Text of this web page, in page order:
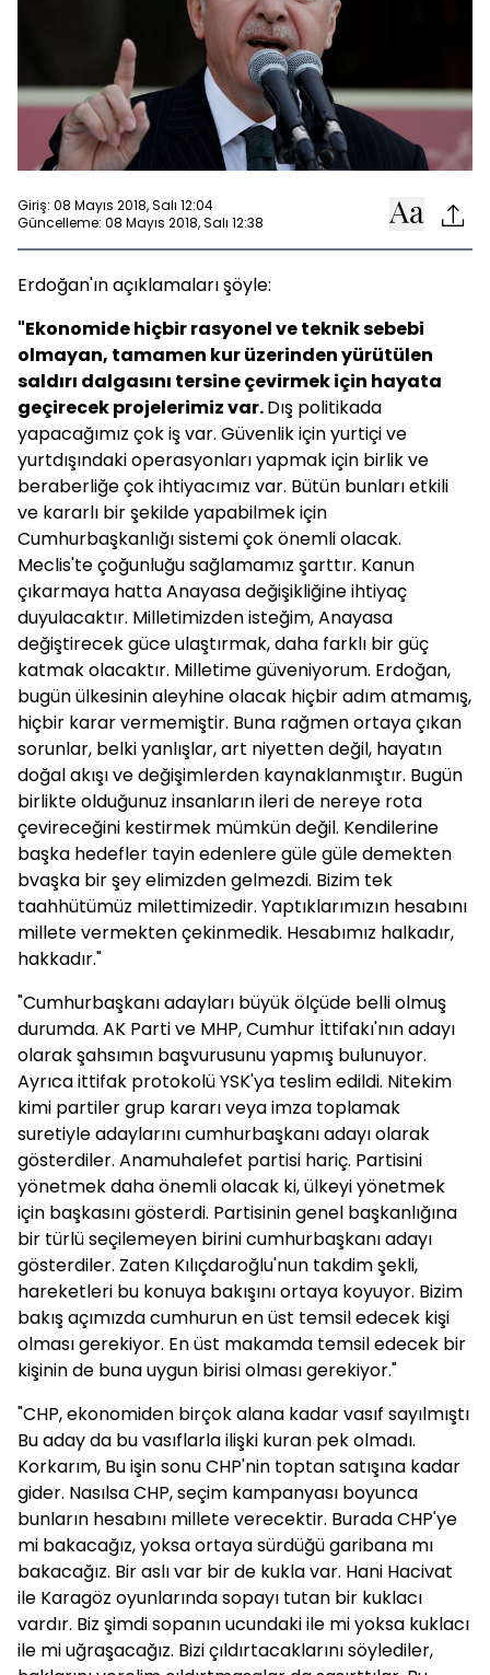
Giriş: 08 Mayıs 2018, Salı 12:04
Güncelleme: 08 Mayıs 2018, Salı 12:38
Erdoğan'ın açıklamaları şöyle:
"Ekonomide hiçbir rasyonel ve teknik sebebi
olmayan, tamamen kur üzerinden yürütülen
saldırı dalgasını tersine çevirmek için hayata
geçirecek projelerimiz var.Dış politikada
yapacağımız çok iş var. Güvenlik için yurtiçi ve
yurtdışındaki operasyonları yapmak için birlik ve
beraberliğe çok ihtiyacımız var. Bütün bunları etkili
ve kararlı bir şekilde yapabilmek için
Cumhurbaşkanlığı sistemi çok önemli olacak.
Meclis'te çoğunluğu sağlamamız şarttır. Kanun
çıkarmaya hatta Anayasa değişikliğine ihtiyaç
duyulacaktır. Milletimizden isteğim, Anayasa
değiştirecek güce ulaştırmak, daha farklı bir güç
katmak olacaktır. Milletime güveniyorum. Erdoğan,
bugün ülkesinin aleyhine olacak hiçbir adım atmamış,
hiçbir karar vermemiştir. Buna rağmen ortaya çıkan
sorunlar, belki yanlışlar, art niyetten değil, hayatın
doğal akışı ve değişimlerden kaynaklanmıştır. Bugün
birlikte olduğunuz insanların ileri de nereye rota
çevireceğini kestirmek mümkün değil. Kendilerine
başka hedefler tayin edenlere güle güle demekten
bvaşka bir şey elimizden gelmezdi. Bizim tek
taahhütümüz milettimizedir. Yaptıklarımızın hesabını
millete vermekten çekinmedik. Hesabımız halkadır,
hakkadır."
"Cumhurbaşkanı adayları büyük ölçüde belli olmuş
durumda. AK Parti ve MHP, Cumhur İttifakı'nın adayı
olarak şahsımın başvurusunu yapmış bulunuyor.
Ayrıca ittifak protokolü YSK'ya teslim edildi. Nitekim
kimi partiler grup kararı veya imza toplamak
suretiyle adaylarını cumhurbaşkanı adayı olarak
gösterdiler. Anamuhalefet partisi hariç. Partisini
yönetmek daha önemli olacak ki, ülkeyi yönetmek
için başkasını gösterdi. Partisinin genel başkanlığına
bir türlü seçilemeyen birini cumhurbaşkanı adayı
gösterdiler. Zaten Kılıçdaroğlu'nun takdim şekli,
hareketleri bu konuya bakışını ortaya koyuyor. Bizim
bakış açımızda cumhurun en üst temsil edecek kişi
olması gerekiyor. En üst makamda temsil edecek bir
kişinin de buna uygun birisi olması gerekiyor."
"CHP, ekonomiden birçok alana kadar vasıf sayılmıştı
Bu aday da bu vasıflarla ilişki kuran pek olmadı.
Korkarım, Bu işin sonu CHP'nin toptan satışına kadar
gider. Nasılsa CHP, seçim kampanyası boyunca
bunların hesabını millete verecektir. Burada CHP'ye
mi bakacağız, yoksa ortaya sürdüğü garibana mı
bakacağız. Bir aslı var bir de kukla var. Hani Hacivat
ile Karagöz oyunlarında sopayı tutan bir kuklacı
vardır. Biz şimdi sopanın ucundaki ile mi yoksa kuklacı
ile mi uğraşacağız. Bizi çıldırtacaklarını söylediler,